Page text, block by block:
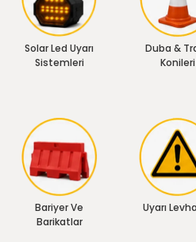
Solar Led Uyarı
Sistemleri
Duba &
Konileri
Bariyer Ve
Barikatlar
Uyarı